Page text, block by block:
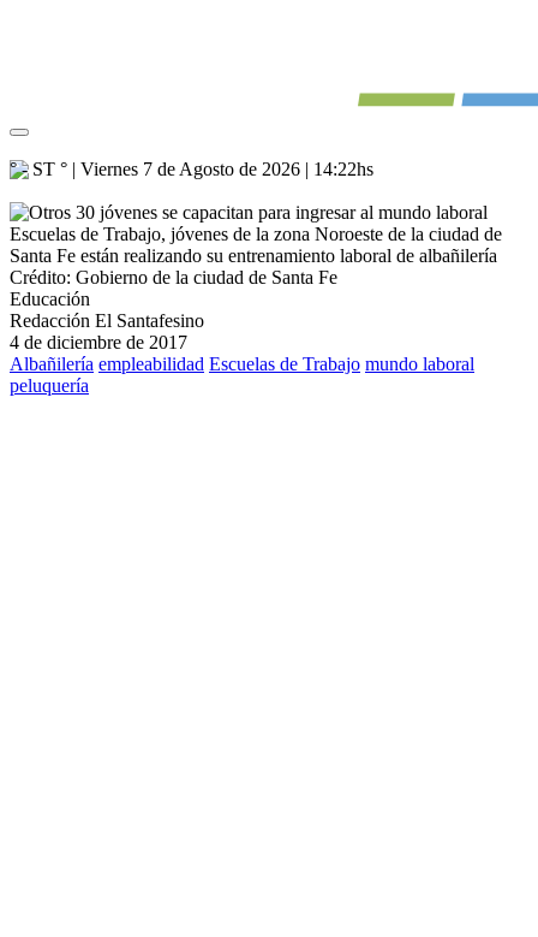
° - ST ° | Viernes 7 de Agosto de 2026 | 14:22hs
Escuelas de Trabajo, jóvenes de la zona Noroeste de la ciudad de
Santa Fe están realizando su entrenamiento laboral de albañilería
Crédito: Gobierno de la ciudad de Santa Fe
Educación
Redacción El Santafesino
4 de diciembre de 2017
Albañilería empleabilidad Escuelas de Trabajo mundo laboral
peluquería